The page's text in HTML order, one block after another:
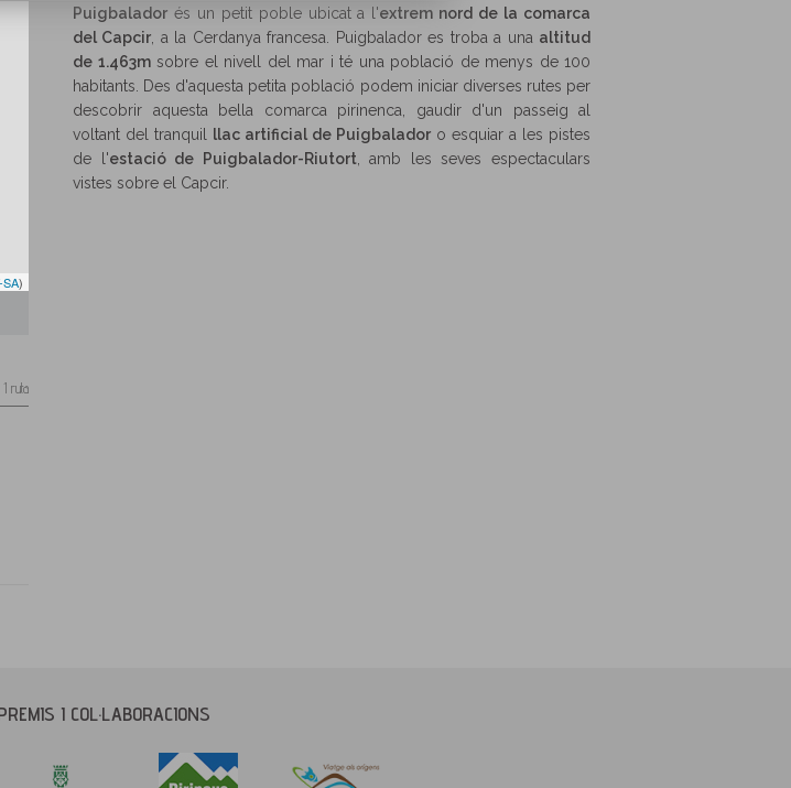
SA)
1 ruta
Puigbalador és un petit poble ubicat a l'extrem nord de la comarca
del Capcir , a la Cerdanya francesa. Puigbalador es troba a una altitud
de 1.463msobre el nivell del mar i té una població de menys de 100
habitants. Des d'aquesta petita població podem iniciar diverses rutes per
descobrir aquesta bella comarca pirinenca, gaudir d'un passeig al
voltant del tranquil
llac artificial de Puigbalador o esquiar a les pistes
de l'estació de Puigbalador-Riutort, amb les seves espectaculars
vistes sobre el Capcir.
I COL·LABORACIONS